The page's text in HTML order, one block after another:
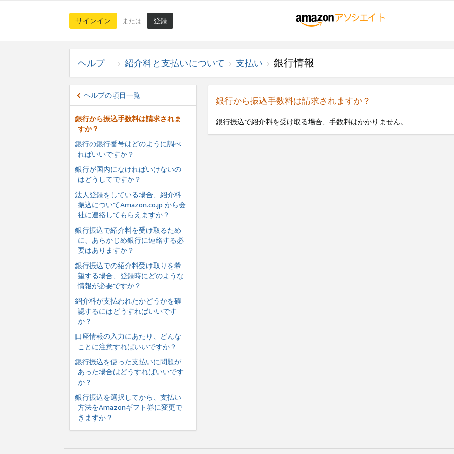
サインイン または 登録
ヘルプ 紹介料と支払いについて 支払い 銀行情報
ヘルプの項目一覧
銀行から振込手数料は請求されま
すか？
銀行の銀行番号はどのように調べ
ればいいですか？
銀行が国内になければいけないの
はどうしてですか？
法人登録をしている場合、紹介料
振込についてAmazon.co.jp から会
社に連絡してもらえますか？
銀行振込で紹介料を受け取るため
に、あらかじめ銀行に連絡する必
要はありますか？
銀行振込での紹介料受け取りを希
望する場合、登録時にどのような
情報が必要ですか？
紹介料が支払われたかどうかを確
認するにはどうすればいいです
か？
口座情報の入力にあたり、どんな
ことに注意すればいいですか？
銀行振込を使った支払いに問題が
あった場合はどうすればいいです
か？
銀行振込を選択してから、支払い
方法をAmazonギフト券に変更で
きますか？
銀行から振込手数料は請求されますか？
銀行振込で紹介料を受け取る場合、手数料はかかりません。